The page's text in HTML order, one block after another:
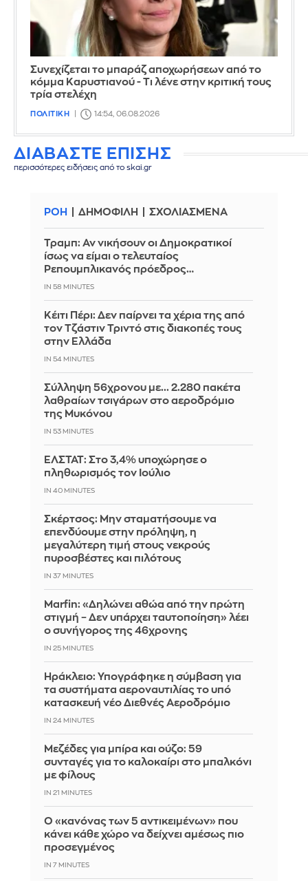
Συνεχίζεται το μπαράζ αποχωρήσεων από το
κόμμα Καρυστιανού - Τι λένε στην κριτική τους
τρία στελέχη
ΠΟΛΙΤΙΚΗ 14:54, 06.08.2026
ΔΙΑΒΑΣΤΕ ΕΠΙΣΗΣ
περισσότερες ειδήσεις από το skai.gr
ΡΟΗ ΔΗΜΟΦΙΛΗ ΣΧΟΛΙΑΣΜΕΝΑ
Τραμπ: Αν νικήσουν οι Δημοκρατικοί
ίσως να είμαι ο τελευταίος
Ρεπουμπλικανός πρόεδρος…
IN 58 MINUTES
Κέιτι Πέρι: Δεν παίρνει τα χέρια της από
τον Τζάστιν Τριντό στις διακοπές τους
στην Ελλάδα
IN 54 MINUTES
Σύλληψη 56χρονου με... 2.280 πακέτα
λαθραίων τσιγάρων στο αεροδρόμιο
της Μυκόνου
IN 53 MINUTES
ΕΛΣΤΑΤ: Στο 3,4% υποχώρησε ο
πληθωρισμός τον Ιούλιο
IN 40 MINUTES
Σκέρτσος: Μην σταματήσουμε να
επενδύουμε στην πρόληψη, η
μεγαλύτερη τιμή στους νεκρούς
πυροσβέστες και πιλότους
IN 37 MINUTES
Marfin: «Δηλώνει αθώα από την πρώτη
στιγμή – Δεν υπάρχει ταυτοποίηση» λέει
ο συνήγορος της 46χρονης
IN 25 MINUTES
Ηράκλειο: Υπογράφηκε η σύμβαση για
τα συστήματα αεροναυτιλίας το υπό
κατασκευή νέο Διεθνές Αεροδρόμιο
IN 24 MINUTES
Μεζέδες για μπίρα και ούζο: 59
συνταγές για το καλοκαίρι στο μπαλκόνι
με φίλους
IN 21 MINUTES
Ο «κανόνας των 5 αντικειμένων» που
κάνει κάθε χώρο να δείχνει αμέσως πιο
προσεγμένος
IN 7 MINUTES